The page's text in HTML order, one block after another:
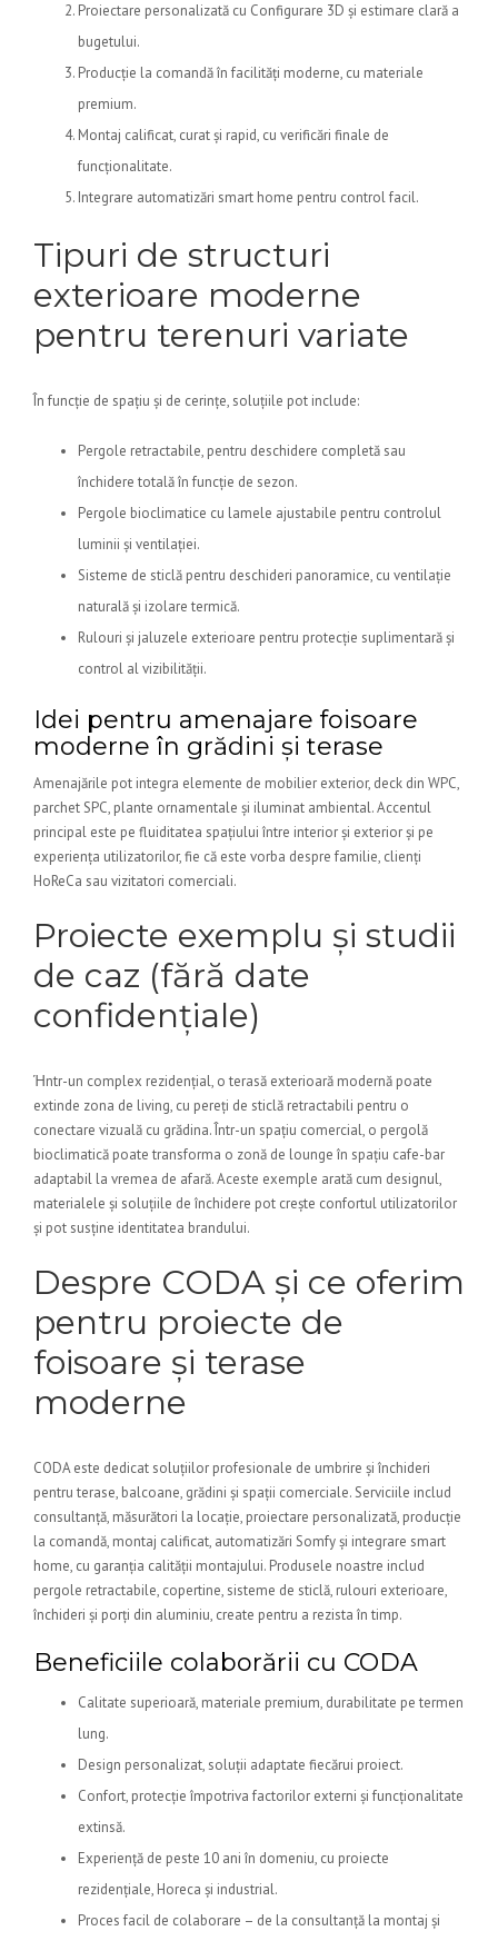
Proiectare personalizată cu Configurare 3D și estimare clară a
bugetului.
Producție la comandă în facilități moderne, cu materiale
premium.
Montaj calificat, curat și rapid, cu verificări finale de
funcționalitate.
Integrare automatizări smart home pentru control facil.
Tipuri de structuri
exterioare moderne
pentru terenuri variate
În funcție de spațiu și de cerințe, soluțiile pot include:
Pergole retractabile, pentru deschidere completă sau
închidere totală în funcție de sezon.
Pergole bioclimatice cu lamele ajustabile pentru controlul
luminii și ventilației.
Sisteme de sticlă pentru deschideri panoramice, cu ventilație
naturală și izolare termică.
Rulouri și jaluzele exterioare pentru protecție suplimentară și
control al vizibilității.
Idei pentru amenajare foisoare
moderne în grădini și terase
Amenajările pot integra elemente de mobilier exterior, deck din WPC,
parchet SPC, plante ornamentale și iluminat ambiental. Accentul
principal este pe fluiditatea spațiului între interior și exterior și pe
experiența utilizatorilor, fie că este vorba despre familie, clienți
HoReCa sau vizitatori comerciali.
Proiecte exemplu și studii
de caz (fără date
confidențiale)
Ήntr-un complex rezidențial, o terasă exterioară modernă poate
extinde zona de living, cu pereți de sticlă retractabili pentru o
conectare vizuală cu grădina. Într-un spațiu comercial, o pergolă
bioclimatică poate transforma o zonă de lounge în spațiu cafe-bar
adaptabil la vremea de afară. Aceste exemple arată cum designul,
materialele și soluțiile de închidere pot crește confortul utilizatorilor
și pot susține identitatea brandului.
Despre CODA și ce oferim
pentru proiecte de
foisoare și terase
moderne
CODA este dedicat soluțiilor profesionale de umbrire și închideri
pentru terase, balcoane, grădini și spații comerciale. Serviciile includ
consultanță, măsurători la locație, proiectare personalizată, producție
la comandă, montaj calificat, automatizări Somfy și integrare smart
home, cu garanția calității montajului. Produsele noastre includ
pergole retractabile, copertine, sisteme de sticlă, rulouri exterioare,
închideri și porți din aluminiu, create pentru a rezista în timp.
Beneficiile colaborării cu CODA
Calitate superioară, materiale premium, durabilitate pe termen
lung.
Design personalizat, soluții adaptate fiecărui proiect.
Confort, protecție împotriva factorilor externi și funcționalitate
extinsă.
Experiență de peste 10 ani în domeniu, cu proiecte
rezidențiale, Horeca și industrial.
Proces facil de colaborare – de la consultanță la montaj și